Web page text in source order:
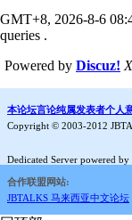
GMT+8, 2026-8-6
queries .
Powered by Discuz!
本论坛言论纯属发表者个人
Copyright © 2003-2012
Dedicated Server powered by
合作联盟网站:
JBTALKS 马来西亚中文论坛